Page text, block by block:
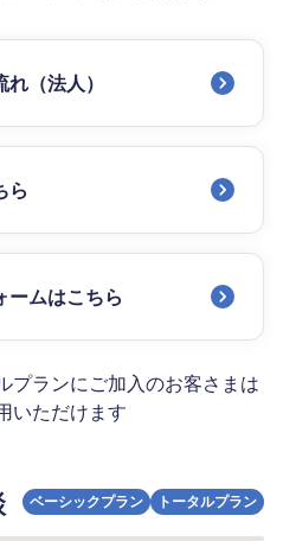
（法人）
ら
ームはこちら
プランにご加入のお客さまは
いただけます
ベーシックプラン トータルプラン